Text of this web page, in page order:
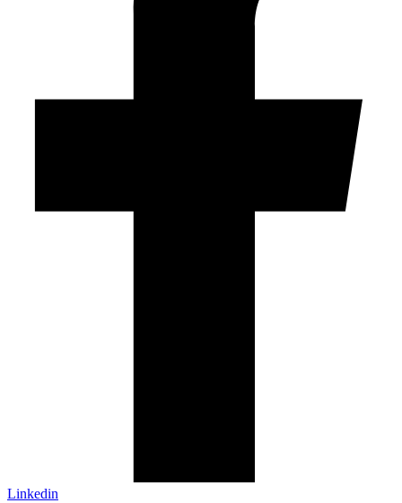
Linkedin